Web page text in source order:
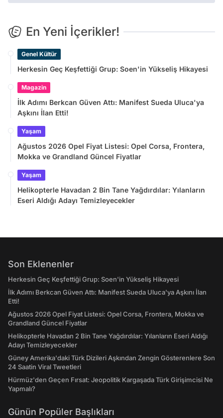
En Yeni İçerikler!
Genel Kültür
Herkesin Geç Keşfettiği Grup: Soen'in Yükseliş Hikayesi
Magazin
İlk Adımı Berkcan Güven Attı: Manifest Sueda Uluca'ya
Aşkını İlan Etti!
Yaşam
Ağustos 2026 Opel Fiyat Listesi: Opel Corsa, Frontera,
Mokka ve Grandland Güncel Fiyatlar
Yaşam
Helikopterle Havadan 2 Bin Tane Yağdırdılar: Yılanların
Eseri Aldığı Adayı Temizleyecekler
Son Eklenenler
Herkesin Geç Keşfettiği Grup: Soen'in Yükseliş Hikayesi
İlk Adımı Berkcan Güven Attı: Manifest Sueda Uluca'ya Aşkını İlan
Etti!
Ağustos 2026 Opel Fiyat Listesi: Opel Corsa, Frontera, Mokka ve
Grandland Güncel Fiyatlar
Helikopterle Havadan 2 Bin Tane Yağdırdılar: Yılanların Eseri Aldığı
Adayı Temizleyecekler
Güney Amerika'daki Türk Dizileri Aşkından Zengin Gösterenlere Son
24 Saatin Viral Tweetleri
Hürmüz'den Geçen Fırsat: Jeopolitik Kargaşada Türk Girişimcisi Ne
Yapmalı?
Günün Popüler Başlıkları